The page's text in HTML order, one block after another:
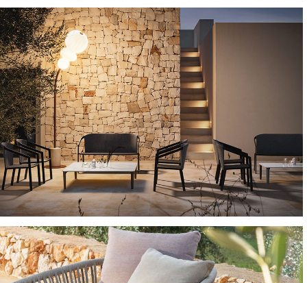
SEDIE E POLTRONCINE
DIVANI E SALOTTI